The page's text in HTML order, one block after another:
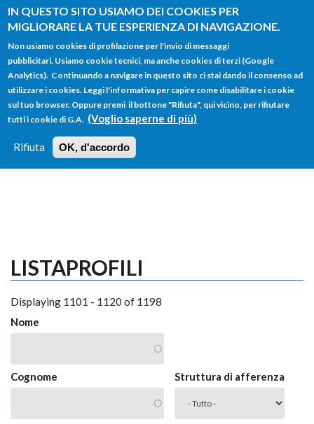
IN QUESTO SITO USIAMO DEI COOKIES PER
MIGLIORARE LA TUE ESPERIENZA DI NAVIGAZIONE.
Non usiamo cookies di profilazione per l'invio di messaggi
pubblicitari. Usiamo cookie tecnici, ma anche cookies di terzi (Google
Analytics). Continuando a navigare in questo sito ci stai dando il consenso ad
utilizzare i cookies. Leggi l'informativa per capire come disabilitare i cookie
sul tuo browser. Oppure premi il bottone "Rifiuta", qui vicino, per rifiutare
tutti i cookie di G.A. (Voglio saperne di più)
Rifiuta OK, d'accordo
Salta al contenuto principale
FORM
DI
RICERCA
Main menu
HOME TUTTI I PROFILI
LOGIN
LISTAPROFILI
Displaying 1101 - 1120 of 1198
Nome
Cognome Struttura di afferenza